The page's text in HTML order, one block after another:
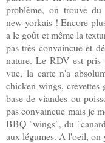
problème, on trouve du
new-yorkais ! Encore
a le goût et même la
pas très convaincue et
nature. Le RDV est pris
vue, la carte n'a
chicken wings,
base de viandes ou
pas convaincue mais je
BBQ "wings", du
aux légumes. A l'oeil, on